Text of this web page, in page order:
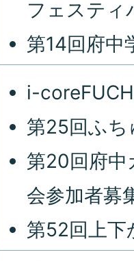
フェスティ
第14回府中
i-
第25回ふ
第20回府
会参加者募
第52回上